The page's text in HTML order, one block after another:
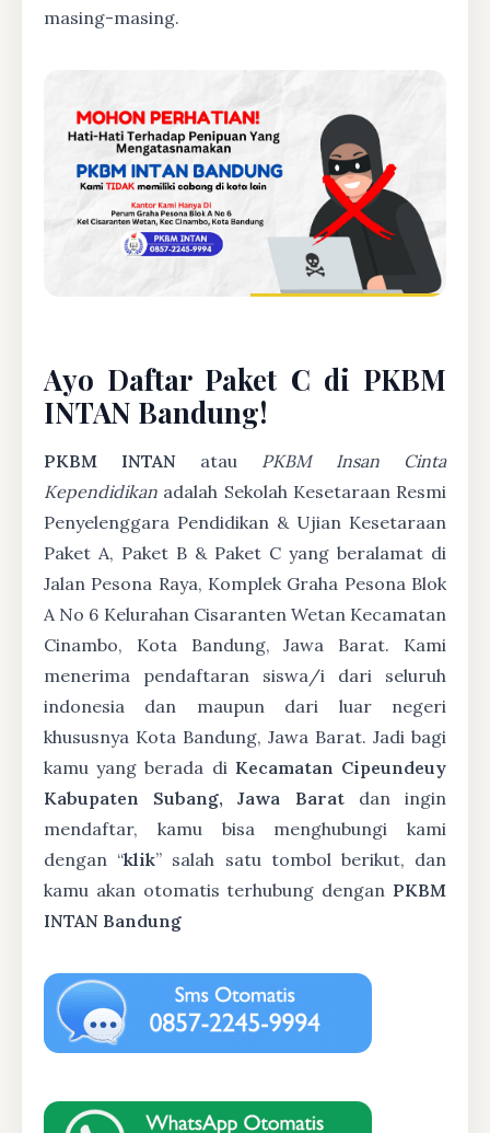
masing-masing.
Ayo Daftar Paket C di PKBM
INTAN Bandung!
PKBM INTAN atau PKBM Insan Cinta
Kependidikan adalah Sekolah Kesetaraan Resmi
Penyelenggara Pendidikan & Ujian Kesetaraan
Paket A, Paket B & Paket C yang beralamat di
Jalan Pesona Raya, Komplek Graha Pesona Blok
A No 6 Kelurahan Cisaranten Wetan Kecamatan
Cinambo, Kota Bandung, Jawa Barat. Kami
menerima pendaftaran siswa/i dari seluruh
indonesia dan maupun dari luar negeri
khususnya Kota Bandung, Jawa Barat. Jadi bagi
kamu yang berada di Kecamatan Cipeundeuy
Kabupaten Subang, Jawa Baratdan ingin
mendaftar, kamu bisa menghubungi kami
dengan “klik” salah satu tombol berikut, dan
kamu akan otomatis terhubung dengan PKBM
INTAN Bandung